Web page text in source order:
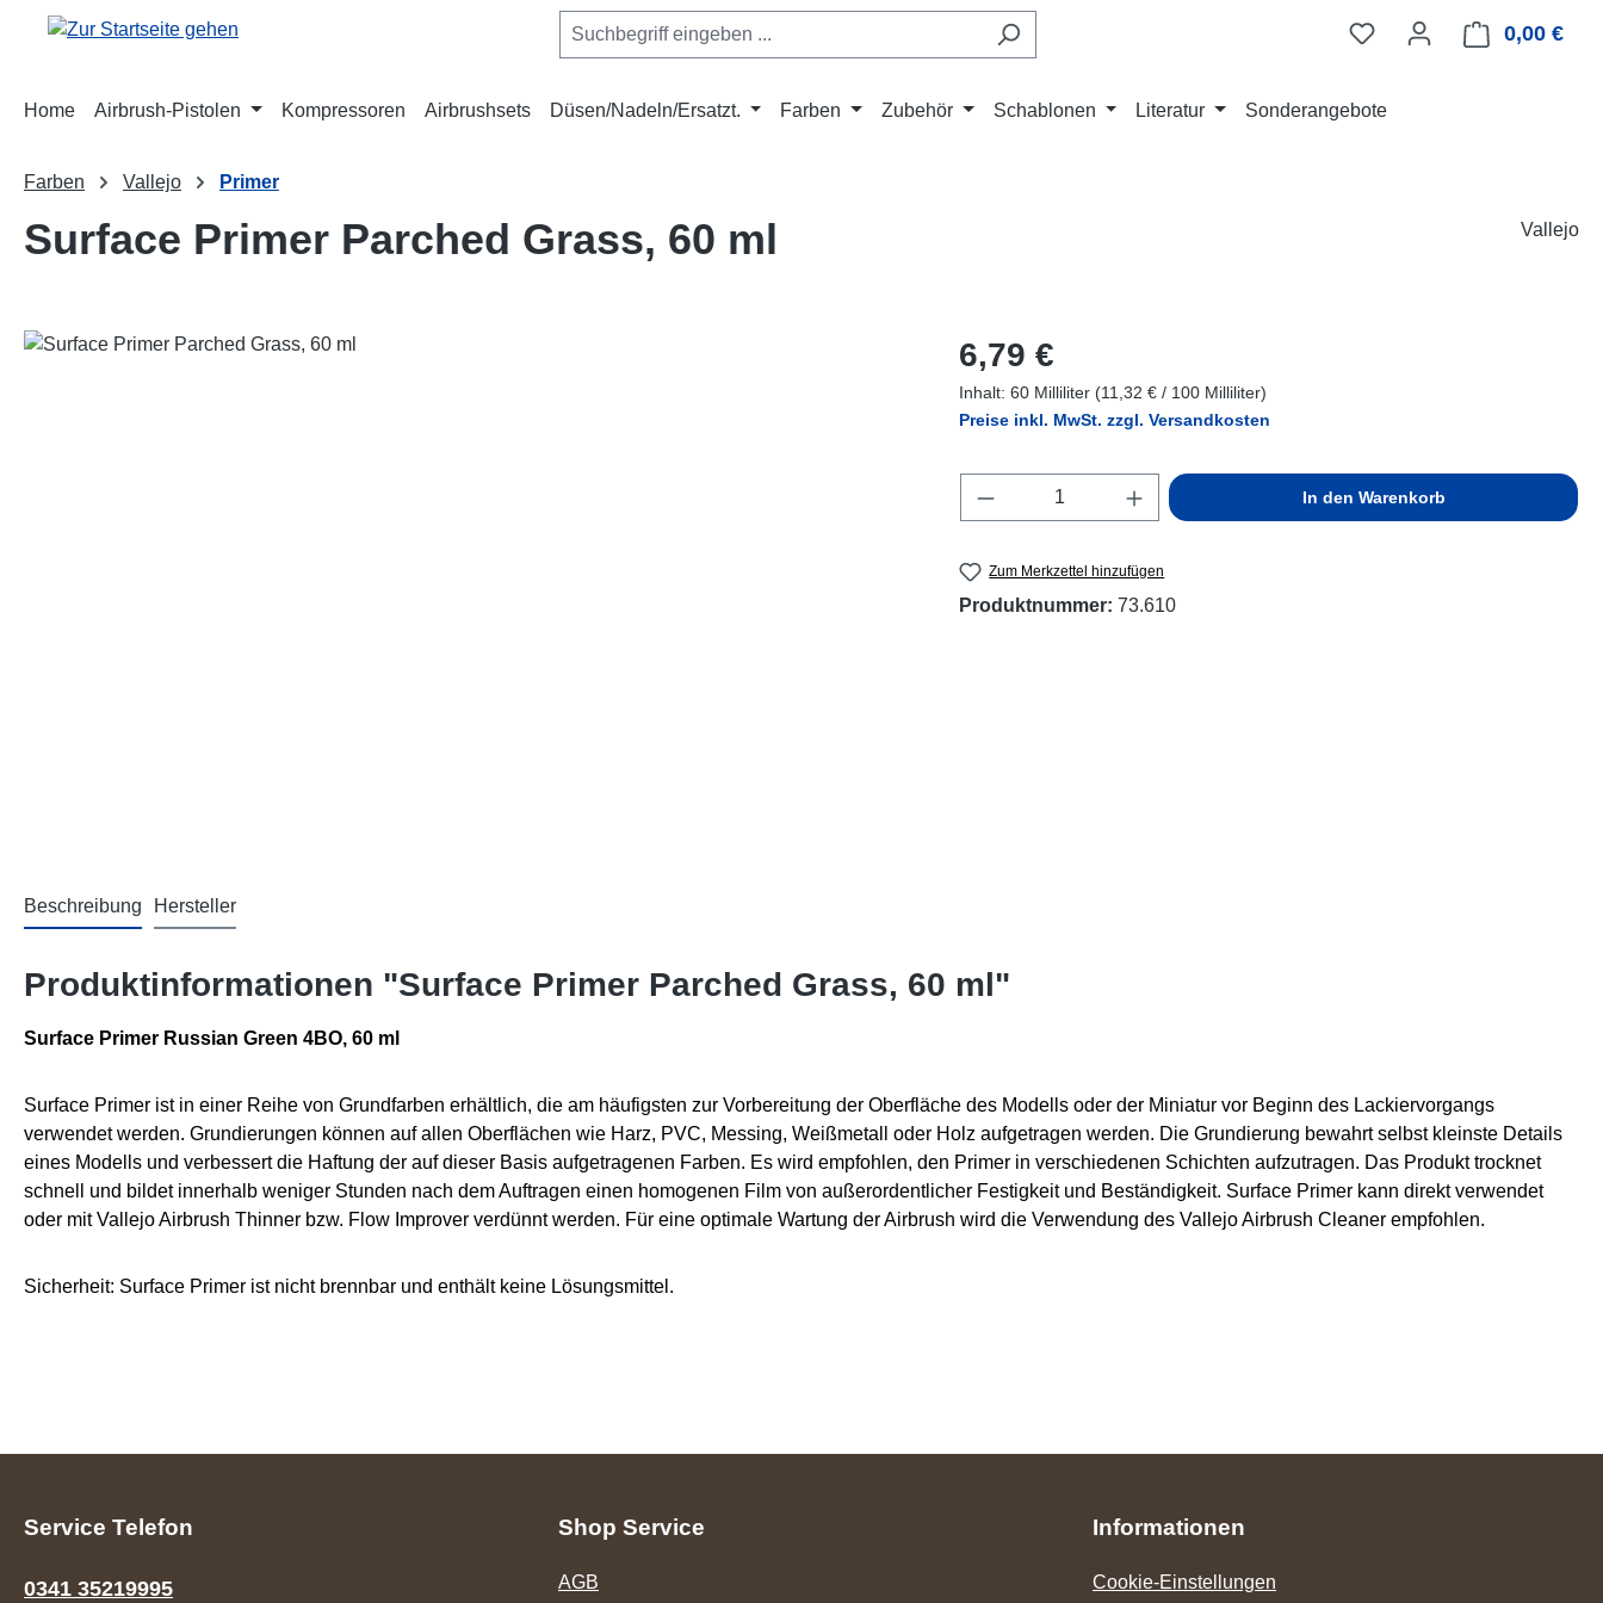
Hauptinhalt springen
Zur Suche springen
Zur Hauptnavigation springen 0,00 €
Home Airbrush-Pistolen Kompressoren Airbrushsets Düsen/Nadeln/Ersatzt. Farben Zubehör Schablonen Literatur Sonderangebote
Farben Vallejo Primer
Surface Primer Parched Grass, 60 ml Vallejo
Bildergalerie überspringen Regulärer Preis:
6,79 €
Inhalt: 60 Milliliter (11,32 € / 100 Milliliter)
Preise inkl. MwSt. zzgl. Versandkosten
Produkt Anzahl: Gib den gewünschten Wert ein
In den Warenkorb
Zum Merkzettel hinzufügen
Produktnummer: 73.610
Beschreibung Hersteller
Produktinformationen "Surface Primer Parched Grass, 60 ml"
Surface Primer Russian Green 4BO, 60 ml
Surface Primer ist in einer Reihe von Grundfarben erhältlich, die am häufigsten zur Vorbereitung der Oberfläche des Modells oder der Miniatur vor Beginn des Lackiervorgangs
verwendet werden. Grundierungen können auf allen Oberflächen wie Harz, PVC, Messing, Weißmetall oder Holz aufgetragen werden. Die Grundierung bewahrt selbst kleinste Details
eines Modells und verbessert die Haftung der auf dieser Basis aufgetragenen Farben. Es wird empfohlen, den Primer in verschiedenen Schichten aufzutragen. Das Produkt trocknet
schnell und bildet innerhalb weniger Stunden nach dem Auftragen einen homogenen Film von außerordentlicher Festigkeit und Beständigkeit. Surface Primer kann direkt verwendet
oder mit Vallejo Airbrush Thinner bzw. Flow Improver verdünnt werden. Für eine optimale Wartung der Airbrush wird die Verwendung des Vallejo Airbrush Cleaner empfohlen.
Sicherheit: Surface Primer ist nicht brennbar und enthält keine Lösungsmittel.
Service Telefon
0341 35219995
Shop Service
AGB
Informationen
Cookie-Einstellungen